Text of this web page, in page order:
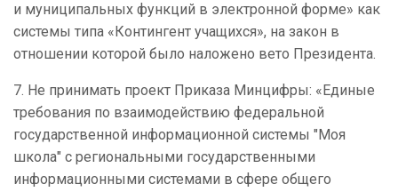
и муниципальных функций в электронной форме» как
системы типа «Контингент учащихся», на закон в
отношении которой было наложено вето Президента.
7. Не принимать проект Приказа Минцифры: «Единые
требования по взаимодействию федеральной
государственной информационной системы "Моя
школа" с региональными государственными
информационными системами в сфере общего